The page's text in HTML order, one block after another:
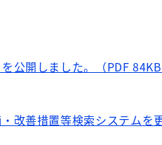
公開しました。（PDF 84KB
改善措置等検索システムを